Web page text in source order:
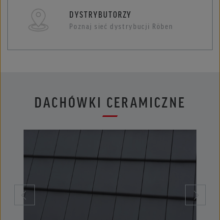
DYSTRYBUTORZY
Poznaj sieć dystrybucji Röben
DACHÓWKI CERAMICZNE